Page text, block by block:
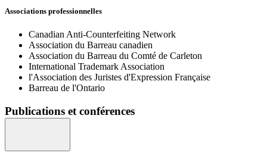
Associations professionnelles
Canadian Anti-Counterfeiting Network
Association du Barreau canadien
Association du Barreau du Comté de Carleton
International Trademark Association
l'Association des Juristes d'Expression Française
Barreau de l'Ontario
Publications et conférences